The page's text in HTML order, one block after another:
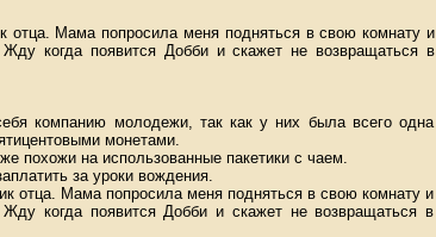
отца. Мама попросила меня подняться в свою комнату и
когда появится Добби и скажет не возвращаться в
компанию молодежи, так как у них была всего одна
монетами.
похожи на использованные пакетики с чаем.
за уроки вождения.
отца. Мама попросила меня подняться в свою комнату и
когда появится Добби и скажет не возвращаться в